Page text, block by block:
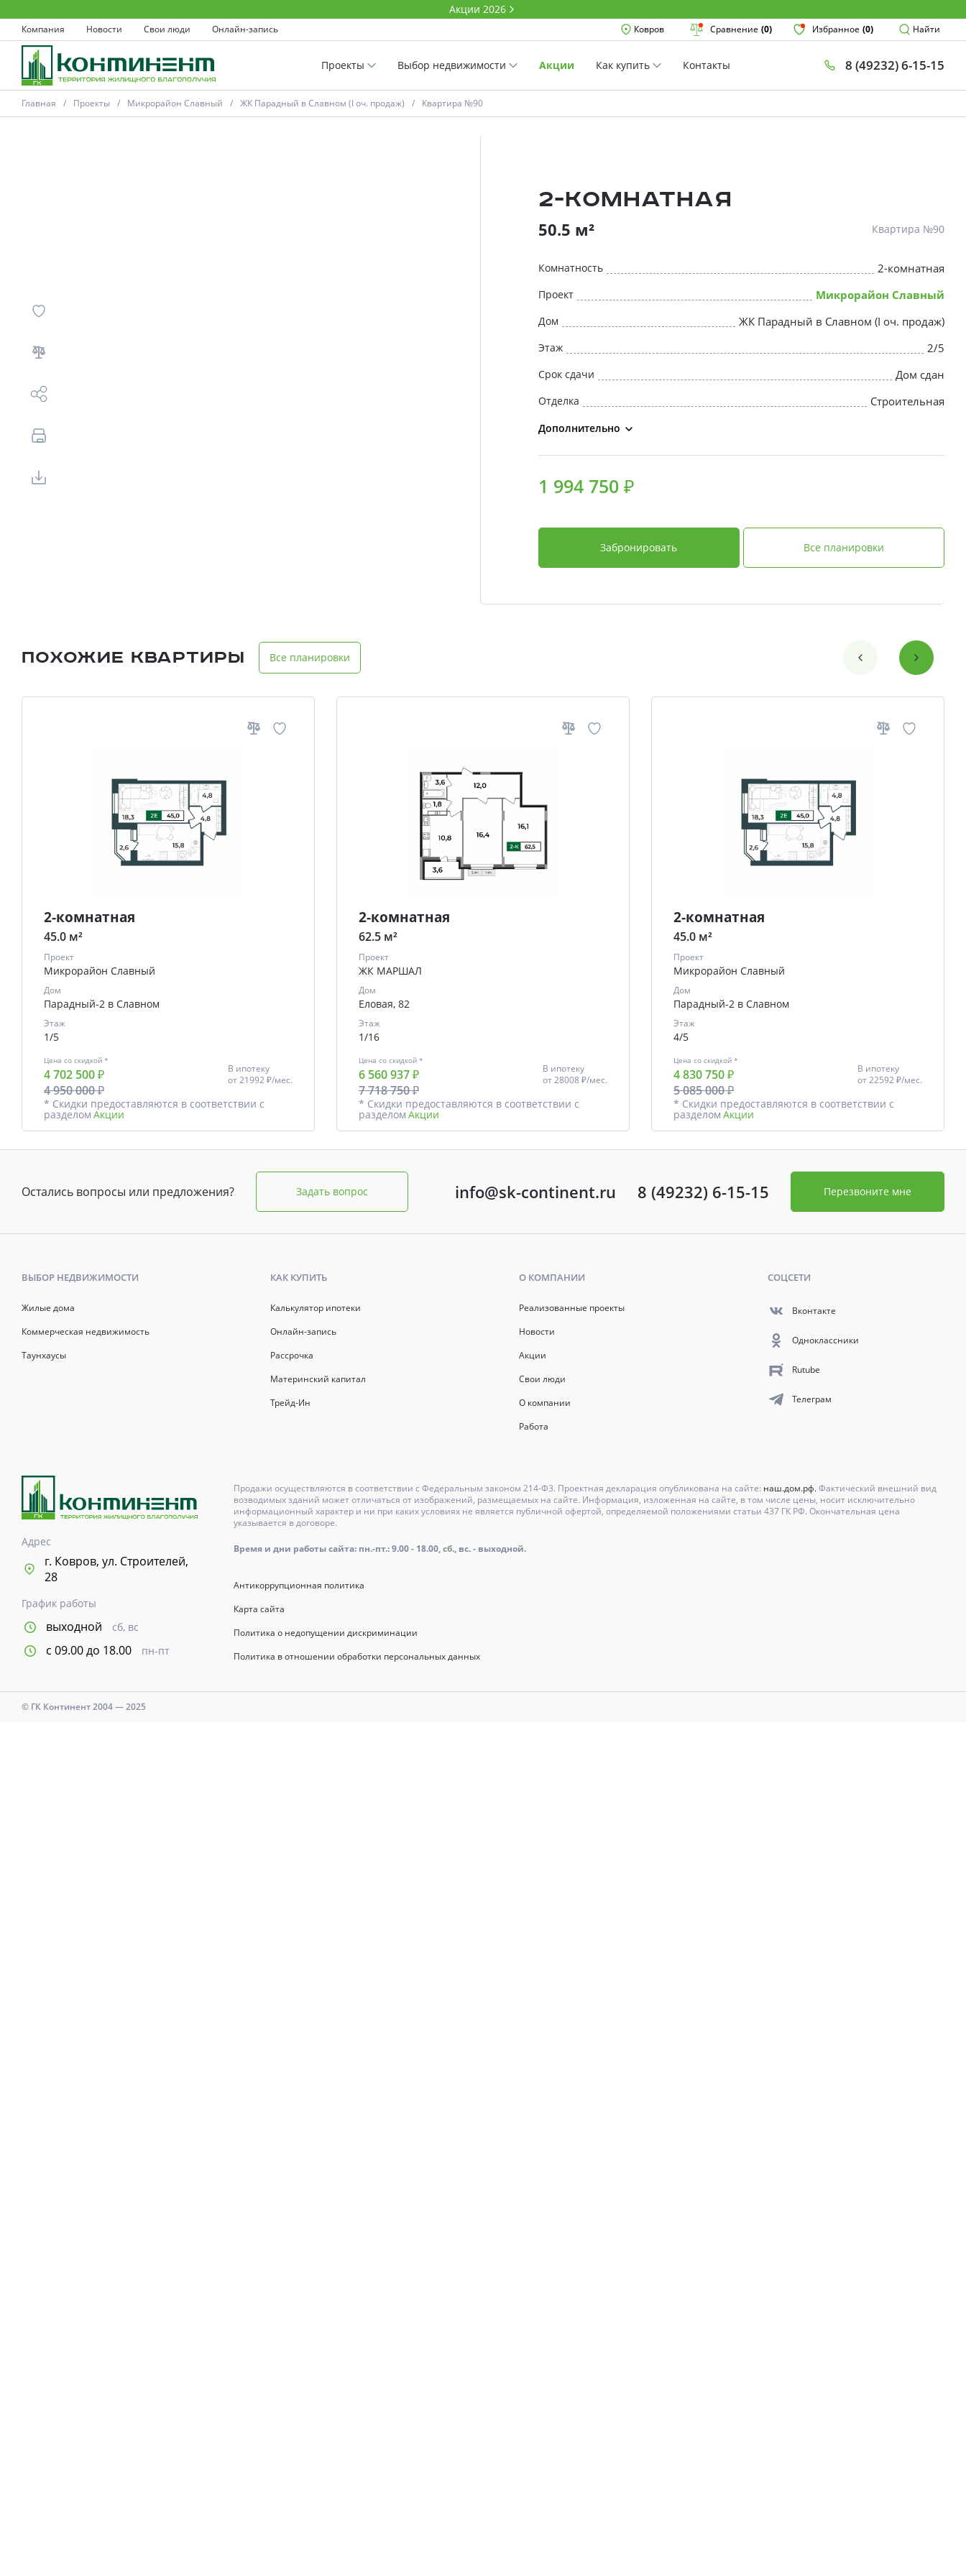
Акции 2026
Компания Новости Свои люди Онлайн-запись Ковров Сравнение (0) Избранное (0) Найти
Проекты Выбор недвижимости Акции Как купить Контакты 8 (49232) 6-15-15
×
Новости
Выбор недвижимости
О компании
Главная Проекты Микрорайон Славный ЖК Парадный в Славном (I оч. продаж) Квартира №90
Поиск
2-комнатная
50.5 м² Квартира №90
Комнатность 2-комнатная
Проект Микрорайон Славный
Дом ЖК Парадный в Славном (I оч. продаж)
Этаж 2/5
Срок сдачи Дом сдан
Отделка Строительная
Дополнительно
1 994 750 ₽
Забронировать Все планировки
* Скидки предоставляются в
Похожие квартиры Все планировки
2-комнатная
45.0 м²
Проект
Микрорайон Славный
Дом
Парадный-2 в Славном
Этаж
1/5
Цена со скидкой *
4 702 500 ₽
4 950 000 ₽
В ипотеку
от21992 ₽/мес.
* Скидки предоставляются в соответствии с
разделом Акции
2-комнатная
62.5 м²
Проект
ЖК МАРШАЛ
Дом
Еловая, 82
Этаж
1/16
Цена со скидкой *
6 560 937 ₽
7 718 750 ₽
В ипотеку
от28008 ₽/мес.
* Скидки предоставляются в соответствии с
разделом Акции
2-комнатная
45.0 м²
Проект
Микрорайон Славный
Дом
Парадный-2 в Славном
Этаж
4/5
Цена со скидкой *
4 830 750 ₽
5 085 000 ₽
В ипотеку
от22592 ₽/мес.
* Скидки предоставляются в соответствии с
разделом Акции
Остались вопросы или предложения? Задать вопрос info@sk-continent.ru 8 (49232) 6-15-15 Перезвоните мне
ВЫБОР НЕДВИЖИМОСТИ
Жилые дома
Коммерческая недвижимость
Таунхаусы
КАК КУПИТЬ
Калькулятор ипотеки
Онлайн-запись
Рассрочка
Материнский капитал
Трейд-Ин
О КОМПАНИИ
Реализованные проекты
Новости
Акции
Свои люди
О компании
Работа
СОЦСЕТИ
Вконтакте
Одноклассники
Rutube
Телеграм
Адрес
г. Ковров, ул. Строителей,
28
График работы
выходной сб, вс
с 09.00 до 18.00 пн-пт
Продажи осуществляются в соответствии с Федеральным законом 214-Ф3. Проектная декларация опубликована на сайте: наш.дом.рф.Фактический внешний вид
возводимых зданий может отличаться от изображений, размещаемых на сайте. Информация, изложенная на сайте, в том числе цены, носит исключительно
информационный характер и ни при каких условиях не является публичной офертой, определяемой положениями статьи 437 ГК РФ. Окончательная цена
указывается в договоре.
Время и дни работы сайта: пн.-пт.: 9.00 - 18.00, сб., вс. - выходной.
Антикоррупционная политика
Карта сайта
Политика о недопущении дискриминации
Политика в отношении обработки персональных данных
© ГК Континент 2004 — 2025